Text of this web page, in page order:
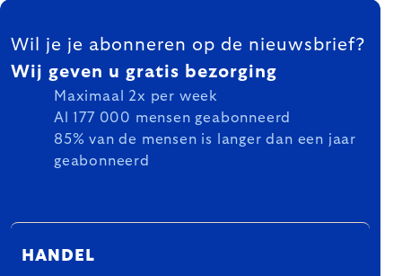
FOOTER
Wil je je abonneren op de nieuwsbrief?
Wij geven u gratis bezorging
Maximaal 2x per week
Al 177 000 mensen geabonneerd
85% van de mensen is langer dan een jaar
geabonneerd
HANDEL